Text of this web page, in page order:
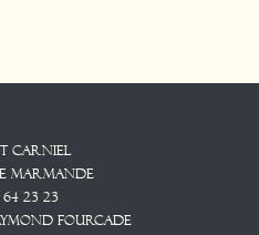
CARNIEL
Marmande
23 23
Fourcade